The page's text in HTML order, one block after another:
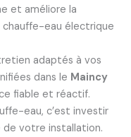
et améliore la
eau électrique
adaptés à vos
dans le Maincy
fiable et réactif.
eau, c’est investir
votre installation.